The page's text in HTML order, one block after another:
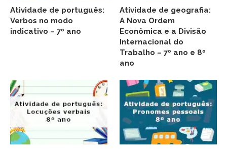
Atividade de português:
Verbos no modo
indicativo – 7º ano
Atividade de geografia:
A Nova Ordem
Econômica e a Divisão
Internacional do
Trabalho – 7º ano e 8º
ano